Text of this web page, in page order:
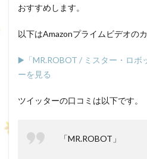
おすすめします。
以下はAmazonプライムビデオの
▶️「MR.ROBOT / ミスター・ロボ
ーを見る
ツイッターの口コミは以下です。
「MR.ROBOT」